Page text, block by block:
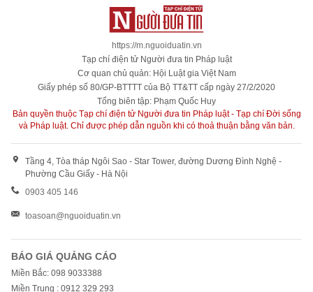
https://m.nguoiduatin.vn
Tạp chí điện tử Người đưa tin Pháp luật
Cơ quan chủ quản: Hội Luật gia Việt Nam
Giấy phép số 80/GP-BTTTT của Bộ TT&TT cấp ngày 27/2/2020
Tổng biên tập: Phạm Quốc Huy
Bản quyền thuộc Tạp chí điện tử Người đưa tin Pháp luật - Tạp chí Đời sống
và Pháp luật. Chỉ được phép dẫn nguồn khi có thoả thuận bằng văn bản.
Tầng 4, Tòa tháp Ngôi Sao - Star Tower, đường Dương Đình Nghệ -
Phường Cầu Giấy - Hà Nội
0903 405 146
toasoan@nguoiduatin.vn
BÁO GIÁ QUẢNG CÁO
Miền Bắc: 098 9033388
Miền Trung : 0912 329 293